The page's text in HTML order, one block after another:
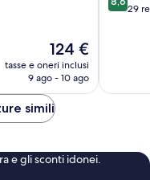
Il
prezzo
attuale
124 €
124 €
tasse e oneri inclusi
9 ago - 10 ago
su
29
simili
e gli sconti idonei.